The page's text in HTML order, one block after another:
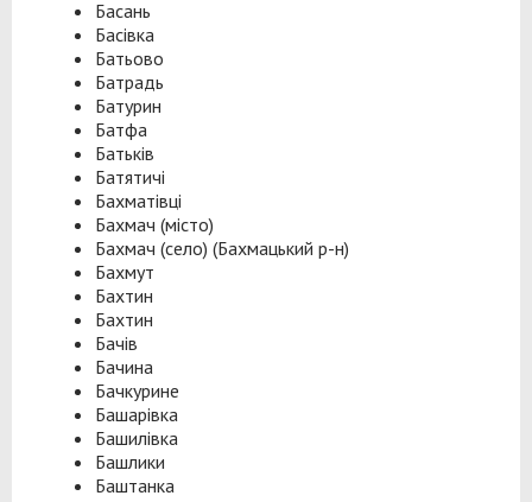
Басань
Басівка
Батьово
Батрадь
Батурин
Батфа
Батьків
Батятичі
Бахматівці
Бахмач (місто)
Бахмач (село) (Бахмацький р-н)
Бахмут
Бахтин
Бахтин
Бачів
Бачина
Бачкурине
Башарівка
Башилівка
Башлики
Баштанка